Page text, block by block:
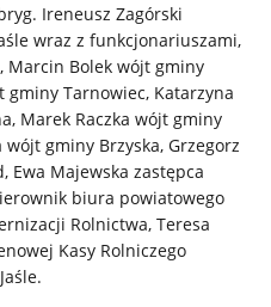
Ireneusz Zagórski
wraz z funkcjonariuszami,
Marcin Bolek wójt gminy
gminy Tarnowiec, Katarzyna
Marek Raczka wójt gminy
gminy Brzyska, Grzegorz
Ewa Majewska zastępca
biura powiatowego
Rolnictwa, Teresa
Kasy Rolniczego